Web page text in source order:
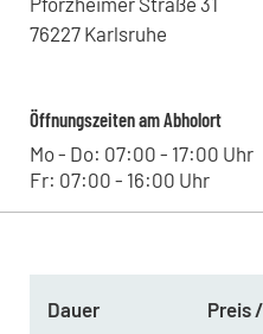
Leipziger Straße 11, 06749 -
Hombrucher Weg 4, 58638 -
Kreitz & Ostermann - Hamm
Heinrich-Welken-Straße 11, 59069
Westringstraße 101, 04435 -
76227 Karlsruhe
Öffnungszeiten am Abholort
Mo - Do: 07:00 - 17:00 Uhr
Fr: 07:00 - 16:00 Uhr
Dauer Preis